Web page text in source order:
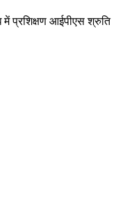
प्रशिक्षण आईपीएस श्रुति